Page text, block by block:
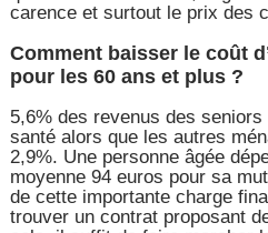
carence et surtout le prix des
Comment baisser le coût
pour les 60 ans et plus ?
5,6% des revenus des
santé alors que les autres
2,9%. Une personne âgée
moyenne 94 euros pour sa
de cette importante charge
trouver un contrat proposant